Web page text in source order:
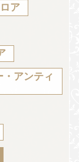
ア
アンティ